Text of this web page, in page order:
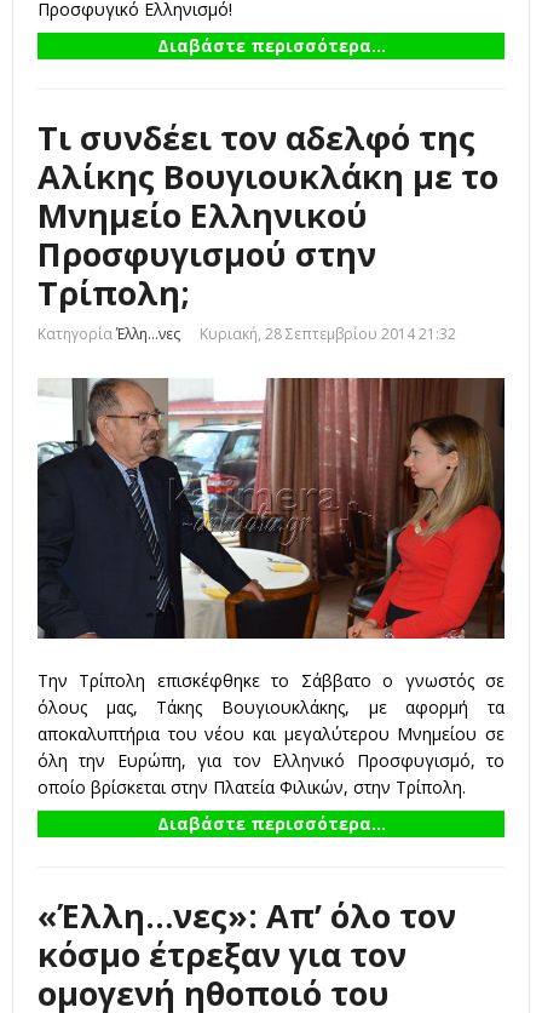
Προσφυγικό Ελληνισμό!
Διαβάστε περισσότερα...
Τι συνδέει τον αδελφό της
Αλίκης Βουγιουκλάκη με το
Μνημείο Ελληνικού
Προσφυγισμού στην
Τρίπολη;
ΚατηγορίαΈλλη...νες Κυριακή, 28 Σεπτεμβρίου 2014 21:32
Την Τρίπολη επισκέφθηκε το Σάββατο ο γνωστός σε
όλους μας, Τάκης Βουγιουκλάκης, με αφορμή τα
αποκαλυπτήρια του νέου και μεγαλύτερου Μνημείου σε
όλη την Ευρώπη, για τον Ελληνικό Προσφυγισμό, το
οποίο βρίσκεται στην Πλατεία Φιλικών, στην Τρίπολη.
Διαβάστε περισσότερα...
«Έλλη…νες»: Απ’ όλο τον
κόσμο έτρεξαν για τον
ομογενή ηθοποιό του